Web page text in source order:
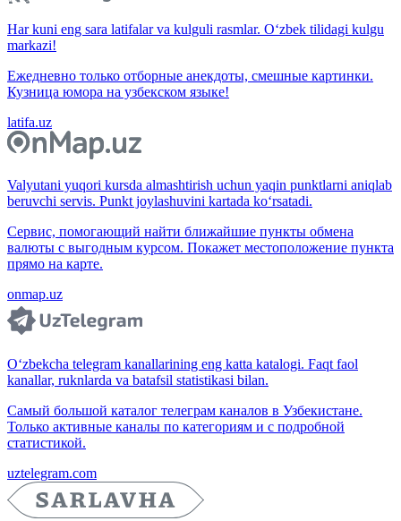
Har kuni eng sara latifalar va kulguli rasmlar. O‘zbek tilidagi kulgu
markazi!
Ежедневно только отборные анекдоты, смешные картинки.
Кузница юмора на узбекском языке!
latifa.uz
Valyutani yuqori kursda almashtirish uchun yaqin punktlarni aniqlab
beruvchi servis. Punkt joylashuvini kartada ko‘rsatadi.
Сервис, помогающий найти ближайшие пункты обмена
валюты с выгодным курсом. Покажет местоположение пункта
прямо на карте.
onmap.uz
O‘zbekcha telegram kanallarining eng katta katalogi. Faqt faol
kanallar, ruknlarda va batafsil statistikasi bilan.
Самый большой каталог телеграм каналов в Узбекистане.
Только активные каналы по категориям и с подробной
статистикой.
uztelegram.com